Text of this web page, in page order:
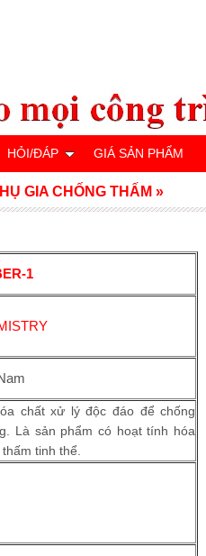
1
chất xử lý độc đáo để chống
Là sản phẩm có hoạt tính hóa
tinh thể.
GIA CHỐNG THẤM »
HỎI/ĐÁP GIÁ SẢN PHẨM